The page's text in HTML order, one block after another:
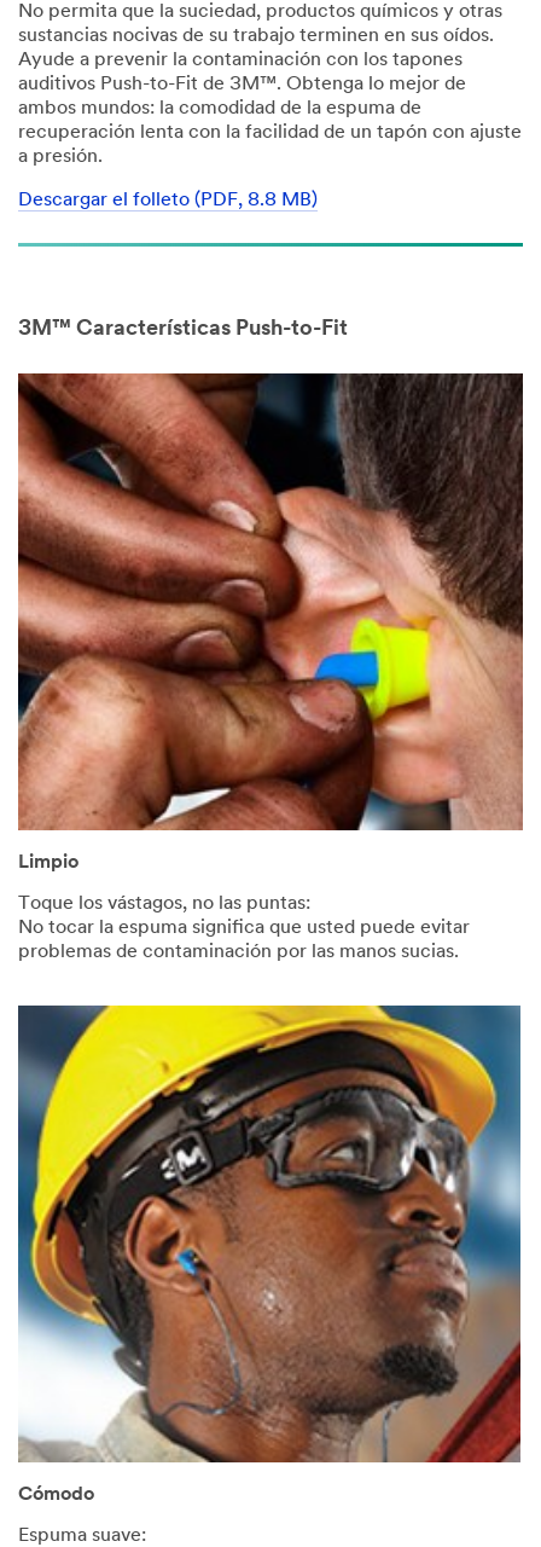
No permita que la suciedad, productos químicos y otras
sustancias nocivas de su trabajo terminen en sus oídos.
Ayude a prevenir la contaminación con los tapones
auditivos Push-to-Fit de 3M™. Obtenga lo mejor de
ambos mundos: la comodidad de la espuma de
recuperación lenta con la facilidad de un tapón con ajuste
a presión.
Descargar el folleto (PDF, 8.8 MB)
3M™ Características Push-to-Fit
Limpio
Toque los vástagos, no las puntas:
No tocar la espuma significa que usted puede evitar
problemas de contaminación por las manos sucias.
Cómodo
Espuma suave: